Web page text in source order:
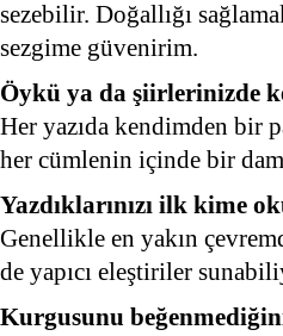
sezebilir. Doğallığı
sezgime güvenirim.
Öykü ya da şiirlerinizde
Her yazıda kendimden bir
her cümlenin içinde bir
Yazdıklarınızı ilk kime
Genellikle en yakın
de yapıcı eleştiriler
Kurgusunu